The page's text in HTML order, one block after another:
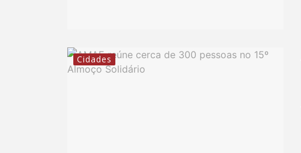
Cidades